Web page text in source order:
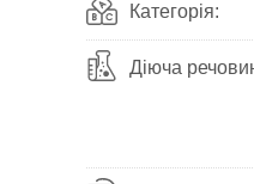
Категорія:
Діюча